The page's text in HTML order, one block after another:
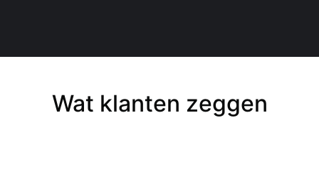
Wat klanten zeggen